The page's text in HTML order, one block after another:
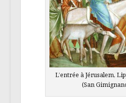
L’entrée à Jérusalem,
(San